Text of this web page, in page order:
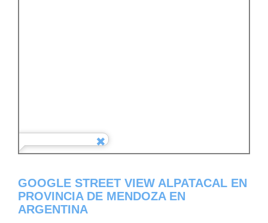
GOOGLE STREET VIEW ALPATACAL EN
PROVINCIA DE MENDOZA EN
ARGENTINA